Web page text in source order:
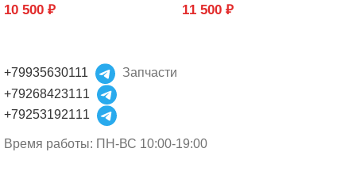
10 500 ₽
11 500 ₽
+79935630111
Запчасти
+79268423111
+79253192111
Время работы: ПН-ВС 10:00-19:00